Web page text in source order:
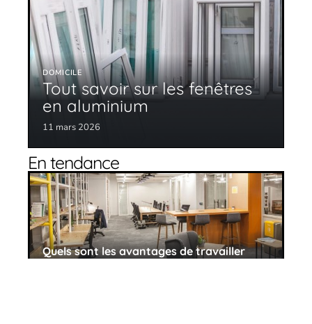
DOMICILE
Tout savoir sur les fenêtres
en aluminium
11 mars 2026
En tendance
Quels sont les avantages de travailler
dans un espace Meeting Point ?